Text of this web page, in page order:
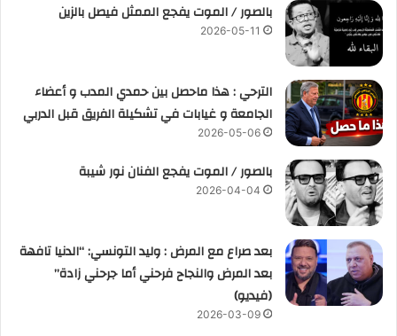
بالصور / الموت يفجع الممثل فيصل بالزين
2026-05-11
الترحي : هذا ماحصل بين حمدي المدب و أعضاء
الجامعة و غيابات في تشكيلة الفريق قبل الدربي
2026-05-06
بالصور / الموت يفجع الفنان نور شيبة
2026-04-04
بعد صراع مع المرض : وليد التونسي: “الدنيا تافهة
بعد المرض والنجاح فرحني أما جرحني زادة”
(فيديو)
2026-03-09